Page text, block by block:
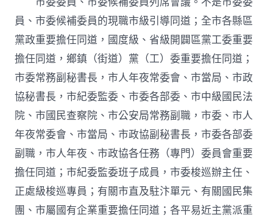
員、市委候補委員的現職市級引導同道；全市各縣區
黨政重要擔任同道，國度級、省級開闢區黨工委重要
擔任同道，鄉鎮（街道）黨（工）委重要擔任同道；
市委常務副秘書長，市人年夜常委會、市當局、市政
協秘書長，市紀委監委、市委各部委、市中級國民法
院、市國民查察院、市公安局常務副職，市委、市人
年夜常委會、市當局、市政協副秘書長，市委各部委
副職，市人年夜、市政協各任務（專門）委員會重要
擔任同道；市紀委監委班子成員，市委梭巡辦主任、
正處級梭巡專員；有關市直及駐汴單元、有關國民集
團、市屬國有企業重要擔任同道；各平易近主黨派重